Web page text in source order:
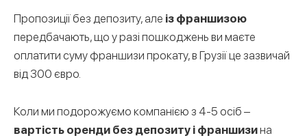
Пропозиції без депозиту, але із франшизою
передбачають, що у разі пошкоджень ви маєте
оплатити суму франшизи прокату, в Грузії це зазвичай
від 300 євро.
Коли ми подорожуємо компанією з 4-5 осіб –
вартість оренди без депозиту і франшизина